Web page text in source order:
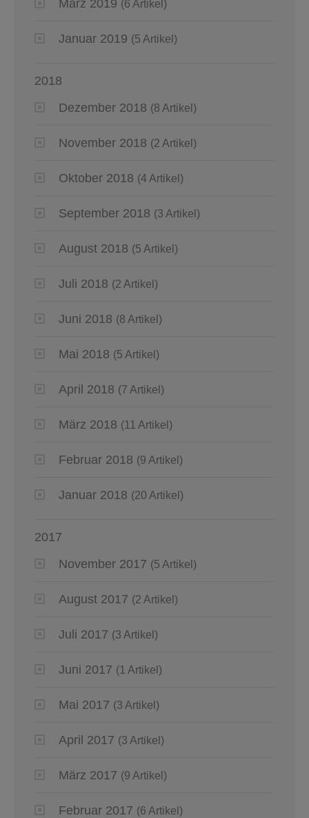
März 2019 (6 Artikel)
Januar 2019 (5 Artikel)
2018
Dezember 2018 (8 Artikel)
November 2018 (2 Artikel)
Oktober 2018 (4 Artikel)
September 2018 (3 Artikel)
August 2018 (5 Artikel)
Juli 2018 (2 Artikel)
Juni 2018 (8 Artikel)
Mai 2018 (5 Artikel)
April 2018 (7 Artikel)
März 2018 (11 Artikel)
Februar 2018 (9 Artikel)
Januar 2018 (20 Artikel)
2017
November 2017 (5 Artikel)
August 2017 (2 Artikel)
Juli 2017 (3 Artikel)
Juni 2017 (1 Artikel)
Mai 2017 (3 Artikel)
April 2017 (3 Artikel)
März 2017 (9 Artikel)
Februar 2017 (6 Artikel)